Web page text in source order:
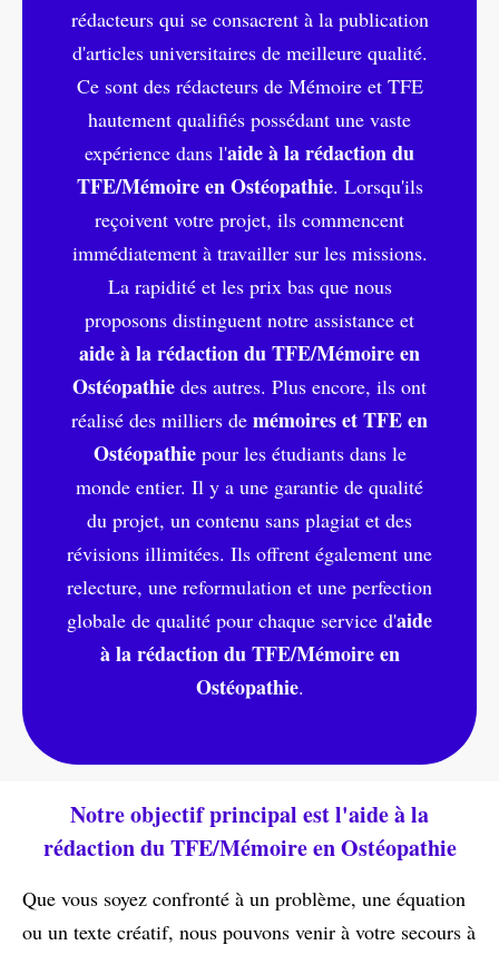
rédacteurs qui se consacrent à la publication
d'articles universitaires de meilleure qualité.
Ce sont des rédacteurs de Mémoire et TFE
hautement qualifiés possédant une vaste
expérience dans l'aide à la rédaction du
TFE/Mémoire en Ostéopathie. Lorsqu'ils
reçoivent votre projet, ils commencent
immédiatement à travailler sur les missions.
La rapidité et les prix bas que nous
proposons distinguent notre assistance et
aide à la rédaction du TFE/Mémoire en
Ostéopathie des autres. Plus encore, ils ont
réalisé des milliers de mémoires et TFE en
Ostéopathiepour les étudiants dans le
monde entier. Il y a une garantie de qualité
du projet, un contenu sans plagiat et des
révisions illimitées. Ils offrent également une
relecture, une reformulation et une perfection
globale de qualité pour chaque service d'aide
à la rédaction du TFE/Mémoire en
Ostéopathie.
Notre objectif principal est l'aide à la
rédaction du TFE/Mémoire en Ostéopathie
Que vous soyez confronté à un problème, une équation
ou un texte créatif, nous pouvons venir à votre secours à